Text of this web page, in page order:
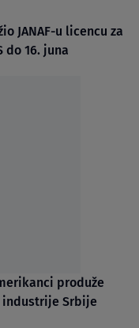
JANAF-u licencu za
do 16. juna
produže
industrije Srbije